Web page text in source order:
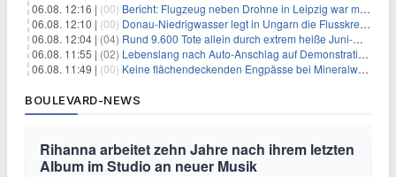
06.08. 12:16 | (00) Bericht: Flugzeug neben Drohne in Leipzig war mit Munition beladen
06.08. 12:10 | (00) Donau-Niedrigwasser legt in Ungarn die Flusskreuzer lahm
06.08. 12:04 | (04) Rund 9.600 Tote allein durch extrem heiße Juni-Woche
06.08. 11:55 | (02) Lebenslang nach Auto-Anschlag auf Demonstration in München
06.08. 11:49 | (00) Keine flächendeckenden Engpässe bei Mineralwasser
BOULEVARD-NEWS
Rihanna arbeitet zehn Jahre nach ihrem letzten
Album im Studio an neuer Musik